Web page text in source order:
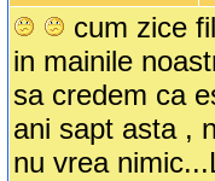
cum zice
in mainile
sa credem ca
ani sapt asta ,
nu vrea